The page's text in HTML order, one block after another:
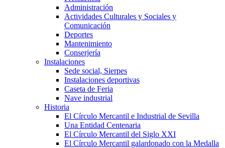
Administración
Actividades Culturales y Sociales y
Comunicación
Deportes
Mantenimiento
Conserjería
Instalaciones
Sede social, Sierpes
Instalaciones deportivas
Caseta de Feria
Nave industrial
Historia
El Círculo Mercantil e Industrial de Sevilla
Una Entidad Centenaria
El Círculo Mercantil del Siglo XXI
El Círculo Mercantil galardonado con la Medalla